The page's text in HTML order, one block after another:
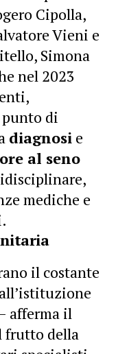
Cipolla,
Vieni e
Simona
nel 2023
di
diagnosi e
al seno
mediche e
il costante
afferma il
frutto della